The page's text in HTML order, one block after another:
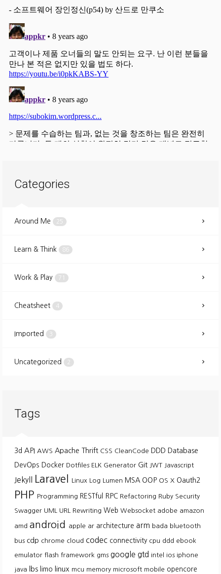
Categories
Around Me 25
Learn & Think 86
Work & Play 71
Cheatsheet 4
Imported 3
Uncategorized 2
Tags
3d API AWS Apache Thrift CSS CleanCode DDD Database
DevOps Docker Dotfiles ELK Generator Git JWT Javascript
Jekyll Laravel Linux Log Lumen MSA OOP OS X Oauth2
PHP Programming RESTful RPC Refactoring Ruby Security
Swagger UML URL Rewriting Web Websocket adobe amazon
amd android apple ar architecture arm bada bluetooth
bus cdp chrome cloud codec connectivity cpu ddd ebook
emulator flash framework gms google gtd intel ios iphone
java lbs limo linux mcu memory microsoft mobile opencore